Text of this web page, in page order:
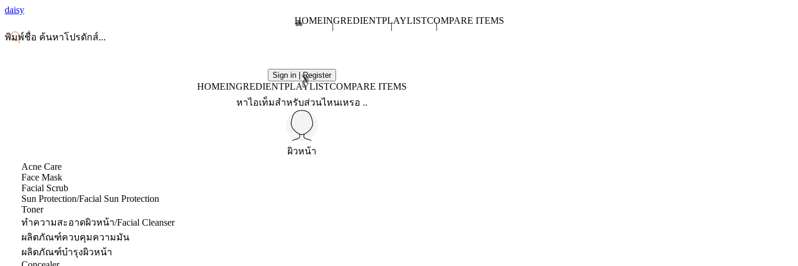
daisy
HOMEINGREDIENTPLAYLISTCOMPARE ITEMS
Sign in | Register
X
HOMEINGREDIENTPLAYLISTCOMPARE ITEMS
หาไอเท็มสำหรับส่วนไหนเหรอ ..
ผิวหน้า
Acne Care
Face Mask
Facial Scrub
Sun Protection/Facial Sun Protection
Toner
ทำความสะอาดผิวหน้า/Facial Cleanser
ผลิตภัณฑ์ควบคุมความมัน
ผลิตภัณฑ์บำรุงผิวหน้า